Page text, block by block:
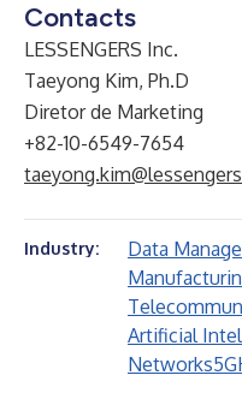
Contacts
LESSENGERS Inc.
Taeyong Kim, Ph.D
Diretor de Marketing
+82-10-6549-7654
Industry: Data
Artificial
Networks5G